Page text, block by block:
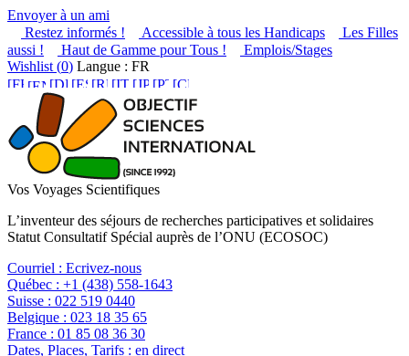
Envoyer à un ami
Restez informés !
Accessible à tous les Handicaps
Les Filles
aussi !
Haut de Gamme pour Tous !
Emplois/Stages
Wishlist (0) Langue : FR
Vos Voyages Scientifiques
L’inventeur des séjours de recherches participatives et solidaires
Statut Consultatif Spécial auprès de l’ONU (ECOSOC)
Courriel : Ecrivez-nous
Québec : +1 (438) 558-1643
Suisse : 022 519 0440
Belgique : 023 18 35 65
France : 01 85 08 36 30
Dates, Places, Tarifs : en direct